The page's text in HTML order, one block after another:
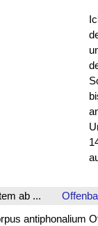
ab ...
antiphonalium